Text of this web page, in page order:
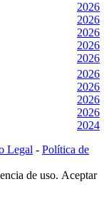
2026
2026
2026
2026
2026
2026
2026
2026
2026
2024
Legal - Política de
de uso. Aceptar